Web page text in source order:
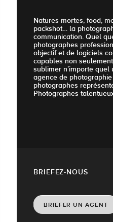
Natures mortes, food,
packshot… la
communication. Quel
photographes
objectif et de logiciels
capables non
sublimer n’importe quel
agence de
photographes
Photographes
BRIEFEZ-NOUS
BRIEFER UN AGENT